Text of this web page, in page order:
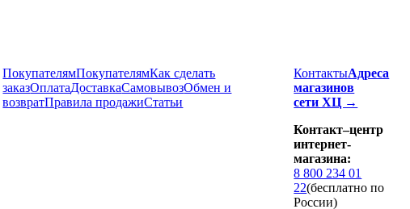
ПокупателямПокупателямКак сделать
заказОплатаДоставкаCамовывозОбмен и
возвратПравила продажиСтатьи
КонтактыАдреса
магазинов
сети ХЦ →
Контакт–центр
интернет-
магазина:
8 800 234 01
22(бесплатно по
России)